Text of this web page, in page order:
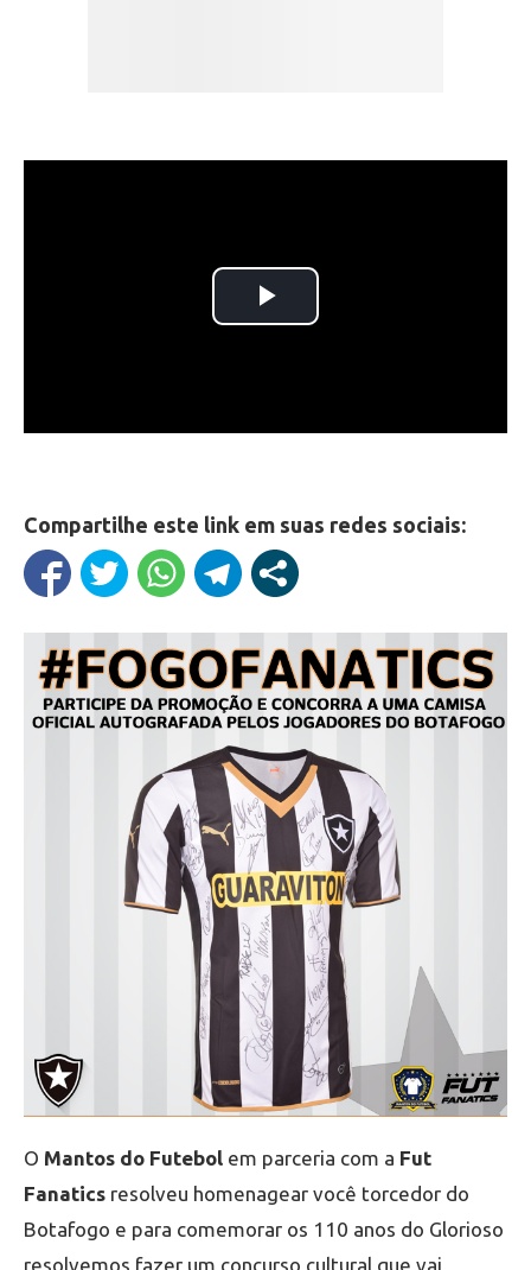
Compartilhe este link em suas redes sociais:
O Mantos do Futebol em parceria com a Fut
Fanatics resolveu homenagear você torcedor do
Botafogo e para comemorar os 110 anos do Glorioso
resolvemos fazer um concurso cultural que vai